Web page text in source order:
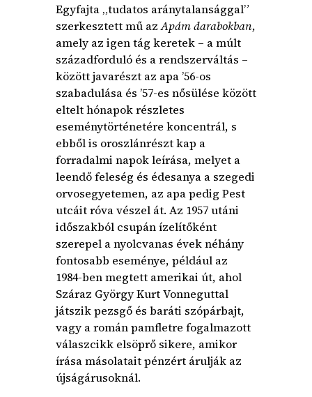
Egyfajta „tudatos aránytalansággal”
szerkesztett mű azApám darabokban,
amely az igen tág keretek – a múlt
századforduló és a rendszerváltás –
között javarészt az apa ’56-os
szabadulása és ’57-es nősülése között
eltelt hónapok részletes
eseménytörténetére koncentrál, s
ebből is oroszlánrészt kap a
forradalmi napok leírása, melyet a
leendő feleség és édesanya a szegedi
orvosegyetemen, az apa pedig Pest
utcáit róva vészel át. Az 1957 utáni
időszakból csupán ízelítőként
szerepel a nyolcvanas évek néhány
fontosabb eseménye, például az
1984-ben megtett amerikai út, ahol
Száraz György Kurt Vonneguttal
játszik pezsgő és baráti szópárbajt,
vagy a román pamfletre fogalmazott
válaszcikk elsöprő sikere, amikor
írása másolatait pénzért árulják az
újságárusoknál.